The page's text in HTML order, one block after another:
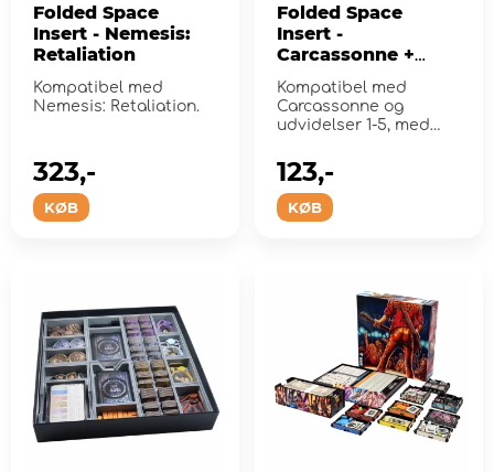
Folded Space
Insert - Nemesis:
Retaliation
Kompatibel med
Nemesis: Retaliation.
KØB
323,-
Folded Space
Insert -
Carcassonne +
Kompatibel med
Carcassonne og
udvidelser 1-5, med
udvidelser 6, 8, 9 &am...
KØB
123,-